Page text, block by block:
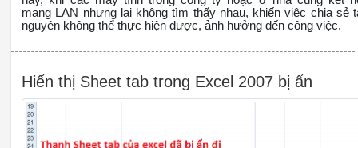
mạng LAN nhưng lại không tìm thấy nhau, khiến việc chia sẻ
nguyên không thể thực hiện được, ảnh hưởng đến công việc.
Hiển thị Sheet tab trong Excel 2007 bị ẩn